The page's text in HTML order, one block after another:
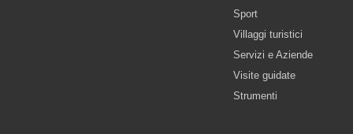
Sport
Villaggi turistici
Servizi e Aziende
Visite guidate
Strumenti